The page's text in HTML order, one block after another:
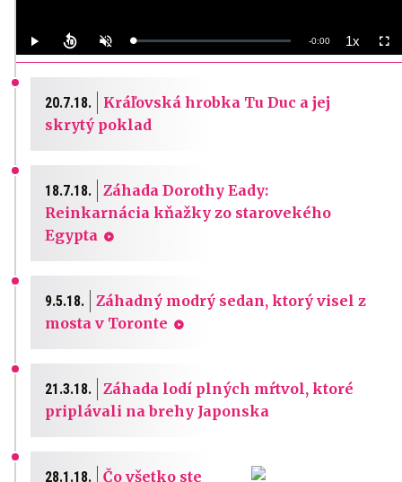
Play UnmuteLoaded:
0%
Remaining
-0:00 1xPlayback
Rate
20.7.18.
Kráľovská hrobka Tu Duc a jej
skrytý poklad
18.7.18.
Záhada Dorothy Eady:
Reinkarnácia kňažky zo starovekého
Egypta
9.5.18.
Záhadný modrý sedan, ktorý visel z
mosta v Toronte
21.3.18.
Záhada lodí plných mŕtvol, ktoré
priplávali na brehy Japonska
28.1.18.
Čo všetko ste